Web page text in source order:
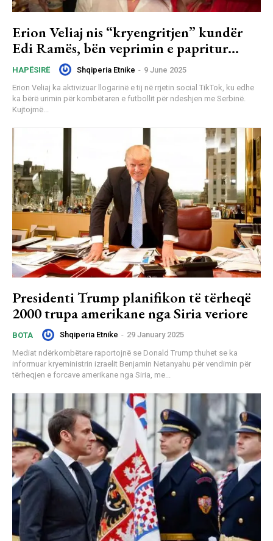
Erion Veliaj nis “kryengritjen” kundër
Edi Ramës, bën veprimin e papritur…
HAPËSIRË Shqiperia Etnike - 9 June 2025
Erion Veliaj ka aktivizuar llogarinë e tij në rrjetin social TikTok, ku edhe
ka bërë urimin për kombëtaren e futbollit për ndeshjen me Serbinë.
Kujtojmë...
Presidenti Trump planifikon të tërheqë
2000 trupa amerikane nga Siria veriore
BOTA Shqiperia Etnike - 29 January 2025
Mediat ndërkombëtare raportojnë se Donald Trump thuhet se ka
informuar kryeministrin izraelit Benjamin Netanyahu për vendimin për
tërheqjen e forcave amerikane nga Siria, me...